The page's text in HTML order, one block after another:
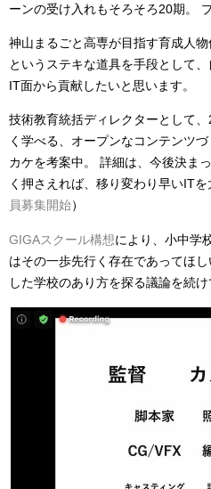
ーンの受け入れもそろそろ20期。
神山まるごと高専が目指す育成人
というステキな道具を手段として
IT面から貢献したいと思います。
技術教育統括ディレクターとして
く学べる、オープンなコンテンツ
カケを考案中。 詳細は、今後決ま
く押さえれば、移り変わり早いIT
員募集開始）
GIGAスクール構想により、小中学
はその一歩先行く存在であってほ
した学校のあり方を探る議論を続け